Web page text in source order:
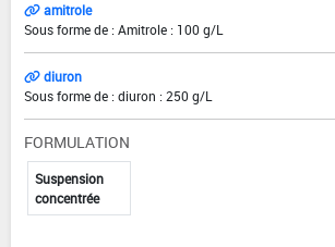
amitrole
Sous forme de : Amitrole : 100 g/L
diuron
Sous forme de : diuron : 250 g/L
FORMULATION
Suspension
concentrée